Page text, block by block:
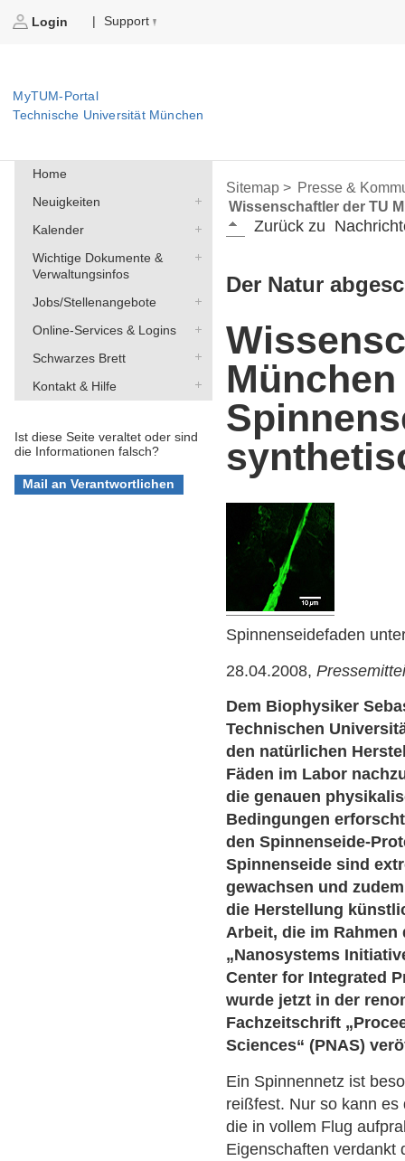
Login | Support
MyTUM-Portal
Technische Universität München
Home
Neuigkeiten
Kalender
Wichtige Dokumente &
Verwaltungsinfos
Jobs/Stellenangebote
Online-Services & Logins
Schwarzes Brett
Kontakt & Hilfe
Ist diese Seite veraltet oder sind
die Informationen falsch?
Sitemap > Presse &
Wissenschaftler der TU
Zurück zu
Der Natur
Spinnenseidefaden
28.04.2008,
Dem Biophysiker
Technischen
den natürlichen
Fäden im Labor
die genauen
Bedingungen
den Spinnenseide-
Spinnenseide sind
gewachsen und
die Herstellung
Arbeit, die im Rahmen
„Nanosystems
Center for Integrated
wurde jetzt in der
Fachzeitschrift
Sciences“ (PNAS)
Ein Spinnennetz ist
reißfest. Nur so kann
die in vollem Flug
Eigenschaften verdankt